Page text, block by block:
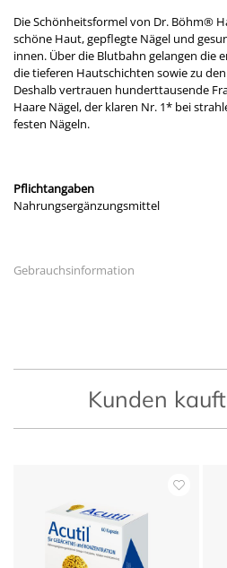
Die Schönheitsformel von Dr. Böhm®
schöne Haut, gepflegte Nägel und
innen. Über die Blutbahn gelangen die
die tieferen Hautschichten sowie zu
Deshalb vertrauen hunderttausende
Haare Nägel, der klaren Nr. 1* bei
festen Nägeln.
Pflichtangaben
Nahrungsergänzungsmittel
Gebrauchsinformation
Kunden